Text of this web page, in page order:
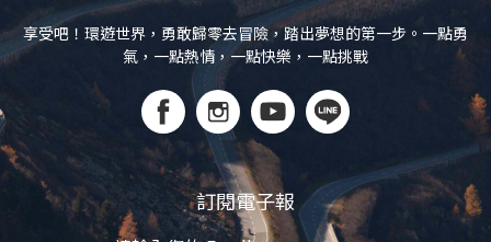
享受吧！環遊世界，勇敢歸零去冒險，踏出夢想的第一步。一點勇
氣，一點熱情，一點快樂，一點挑戰
訂閱電子報